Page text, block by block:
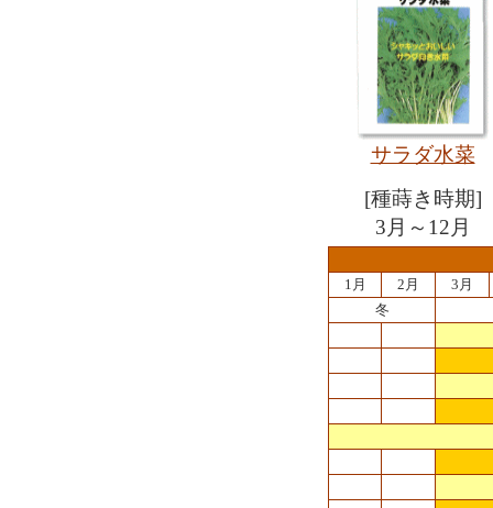
サラダ水菜
[種蒔き時期]
3月～12月
1月 2月
3月
冬